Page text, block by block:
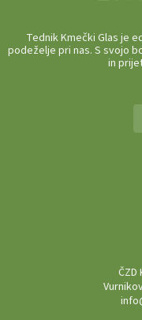
Tednik Kmečki Glas je
podeželje pri nas. S svojo
in
ČZD